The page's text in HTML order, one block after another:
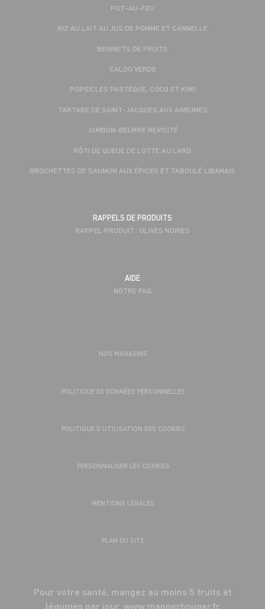
POT-AU-FEU
RIZ AU LAIT AU JUS DE POMME ET CANNELLE
BEIGNETS DE FRUITS
CALDO VERDE
POPSICLES PASTÈQUE, COCO ET KIWI
TARTARE DE SAINT-JACQUES AUX AGRUMES
JAMBON-BEURRE REVISITÉ
RÔTI DE QUEUE DE LOTTE AU LARD
BROCHETTES DE SAUMON AUX ÉPICES ET TABOULÉ LIBANAIS
RAPPELS DE PRODUITS
RAPPEL PRODUIT : OLIVES NOIRES
AIDE
NOTRE FAQ
NOS MAGASINS
POLITIQUE DE DONNÉES PERSONNELLES
POLITIQUE D’UTILISATION DES COOKIES
PERSONNALISER LES COOKIES
MENTIONS LÉGALES
PLAN DU SITE
Pour votre santé, mangez au moins 5 fruits et
légumes par jour. www.mangerbouger.fr